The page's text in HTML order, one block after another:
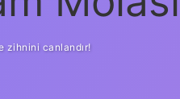
zihnini canlandır!